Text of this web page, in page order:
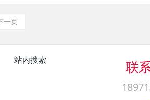
一页
站内搜索 联